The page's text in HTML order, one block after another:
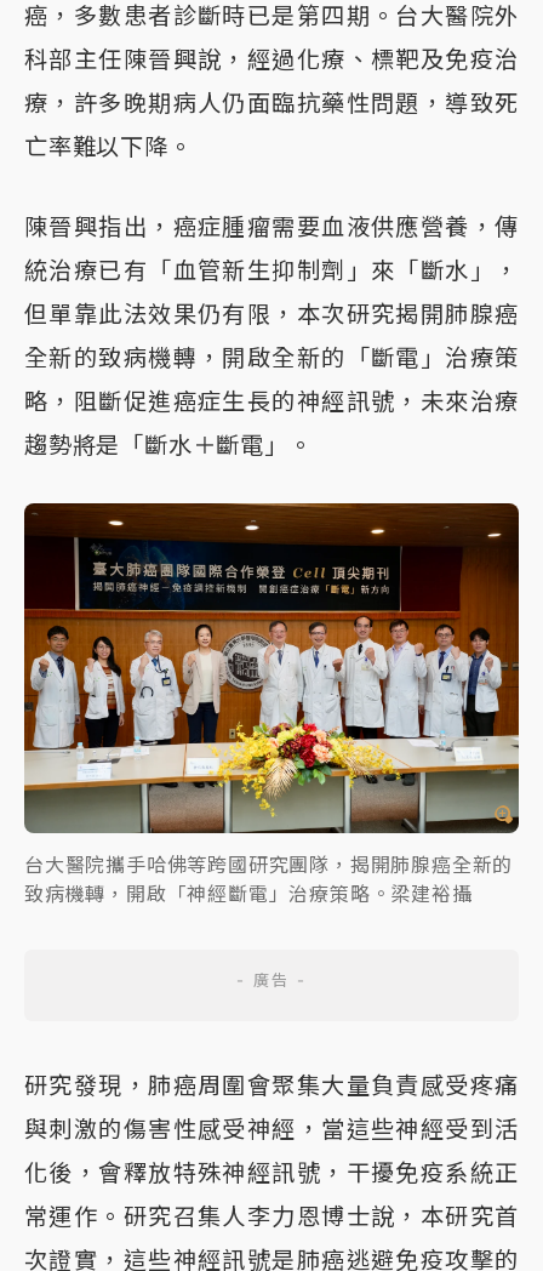
癌，多數患者診斷時已是第四期。台大醫院外
科部主任陳晉興說，經過化療、標靶及免疫治
療，許多晚期病人仍面臨抗藥性問題，導致死
亡率難以下降。
陳晉興指出，癌症腫瘤需要血液供應營養，傳
統治療已有「血管新生抑制劑」來「斷水」，
但單靠此法效果仍有限，本次研究揭開肺腺癌
全新的致病機轉，開啟全新的「斷電」治療策
略，阻斷促進癌症生長的神經訊號，未來治療
趨勢將是「斷水＋斷電」。
台大醫院攜手哈佛等跨國研究團隊，揭開肺腺癌全新的
致病機轉，開啟「神經斷電」治療策略。梁建裕攝
研究發現，肺癌周圍會聚集大量負責感受疼痛
與刺激的傷害性感受神經，當這些神經受到活
化後，會釋放特殊神經訊號，干擾免疫系統正
常運作。研究召集人李力恩博士說，本研究首
次證實，這些神經訊號是肺癌逃避免疫攻擊的